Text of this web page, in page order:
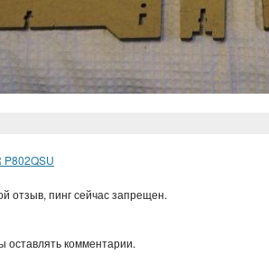
P802QSU
отзыв, пинг сейчас запрещен.
оставлять комментарии.